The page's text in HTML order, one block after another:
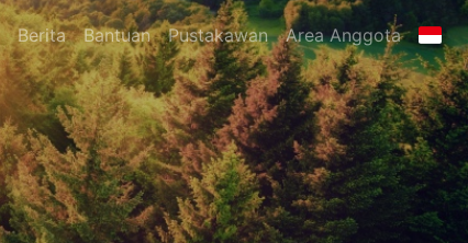
Berita Bantuan Pustakawan Area Anggota